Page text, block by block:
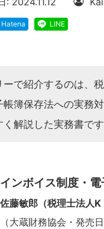
Hatena LINE
で紹介するのは、
帳簿保存法への実務
解説した実務書です
インボイス制度・
佐藤敏郎（税理士法人
（大蔵財務協会・発売